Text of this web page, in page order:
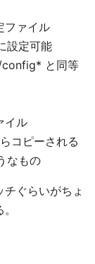
ファイル
設定可能
と同等
イル
コピーされる
なもの
ぐらいがちょ